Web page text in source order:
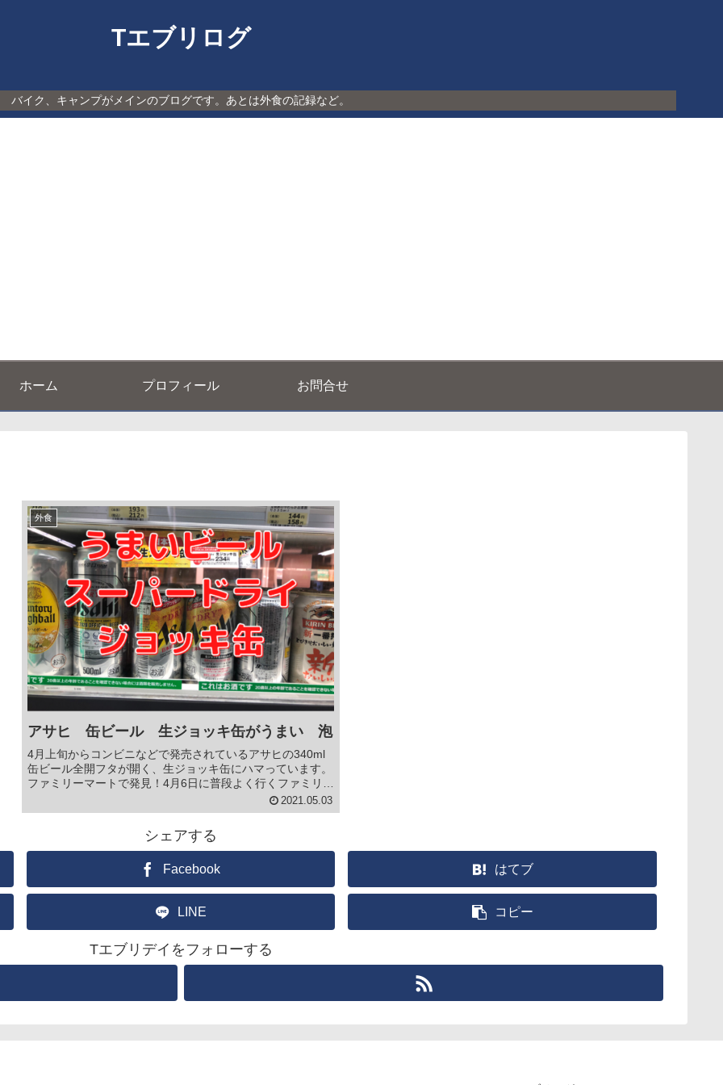
Tエブリログ
バイク、キャンプがメインのブログです。あとは外食の記録など。
ホーム プロフィール お問合せ
外食
アサヒ 缶ビール 生ジョッキ缶がうまい 泡
4月上旬からコンビニなどで発売されているアサヒの340ml
缶ビール全開フタが開く、生ジョッキ缶にハマっています。
ファミリーマートで発見！4月6日に普段よく行くファミリー
マートで初めて見かけました。コンビニで売っているビール
350mlで219...
2021.05.03
シェアする
Facebook はてブ
LINE コピー
Tエブリデイをフォローする